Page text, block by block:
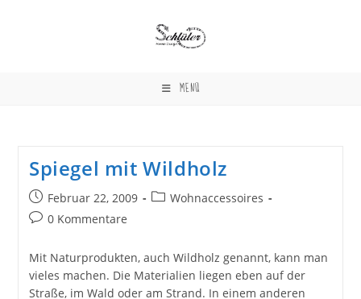
MENÜ
Spiegel mit Wildholz
Beitrag
veröffentlicht:
Februar 22, 2009
Beitrags-
Wohnaccessoires
Beitrags-
0 Kommentare
Mit Naturprodukten, auch Wildholz genannt, kann man
vieles machen. Die Materialien liegen eben auf der
Straße, im Wald oder am Strand. In einem anderen